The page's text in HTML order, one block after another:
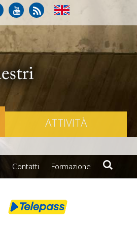
ATTIVITÀ
Contatti Formazione